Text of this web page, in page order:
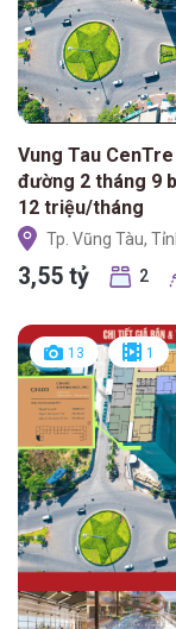
Vung Tau
đường 2 tháng 9
12 triệu/tháng
Tp. Vũng Tàu,
3,55 tỷ 2
13 1